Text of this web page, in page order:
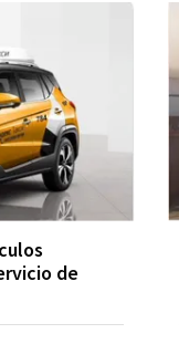
de